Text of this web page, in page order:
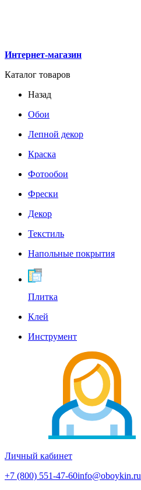
Интернет-магазин
Каталог товаров
Назад
Обои
Лепной декор
Краска
Фотообои
Фрески
Декор
Текстиль
Напольные покрытия
Плитка
Клей
Инструмент
Личный кабинет
+7 (800) 551-47-60info@oboykin.ru